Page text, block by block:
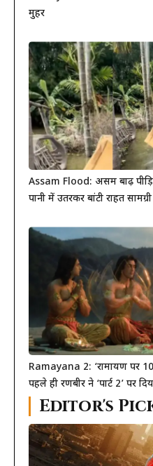
मुहर
Assam Flood: असम बाढ़
पानी में उतरकर बांटी राहत सामग्री
Ramayana 2: ‘रामायण पर
पहले ही रणबीर ने ‘पार्ट 2’ पर
Editor's